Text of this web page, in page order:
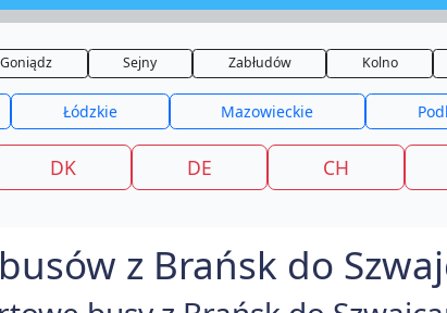
Goniądz Sejny Zabłudów Kolno
Łódzkie Mazowieckie
DK DE CH
z Brańsk do